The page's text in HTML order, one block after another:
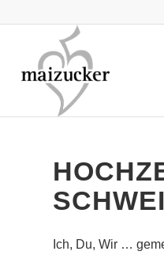
Ich, Du, Wir …